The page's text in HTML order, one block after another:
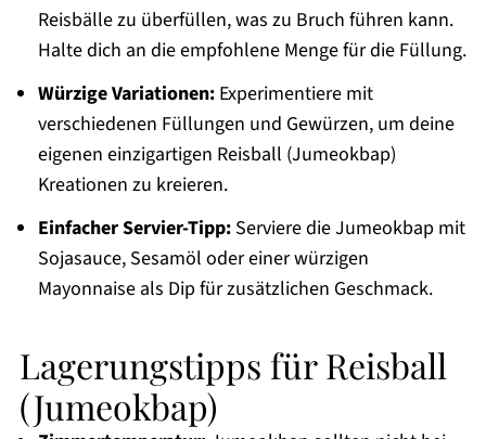
Reisbälle zu überfüllen, was zu Bruch führen kann.
Halte dich an die empfohlene Menge für die Füllung.
Würzige Variationen:Experimentiere mit
verschiedenen Füllungen und Gewürzen, um deine
eigenen einzigartigen Reisball (Jumeokbap)
Kreationen zu kreieren.
Einfacher Servier-Tipp:Serviere die Jumeokbap mit
Sojasauce, Sesamöl oder einer würzigen
Mayonnaise als Dip für zusätzlichen Geschmack.
Lagerungstipps für Reisball
(Jumeokbap)